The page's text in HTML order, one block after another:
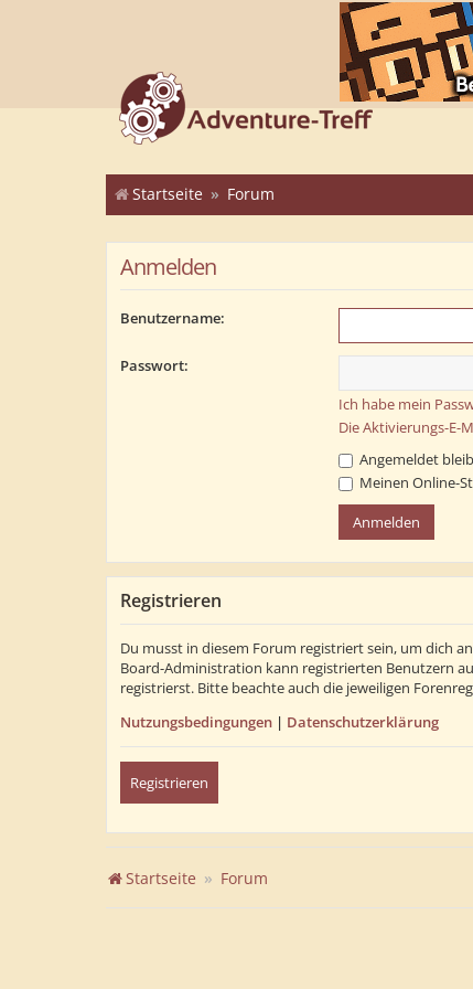
Startseite Forum
Anmelden
Benutzername:
Passwort:
Ich habe mein
Die Aktivierungs-E-
Angemeldet
Meinen Online-
Registrieren
Du musst in diesem Forum registriert sein, um dich
Board-Administration kann registrierten Benutzern
registrierst. Bitte beachte auch die jeweiligen
Nutzungsbedingungen | Datenschutzerklärung
Registrieren
Startseite Forum